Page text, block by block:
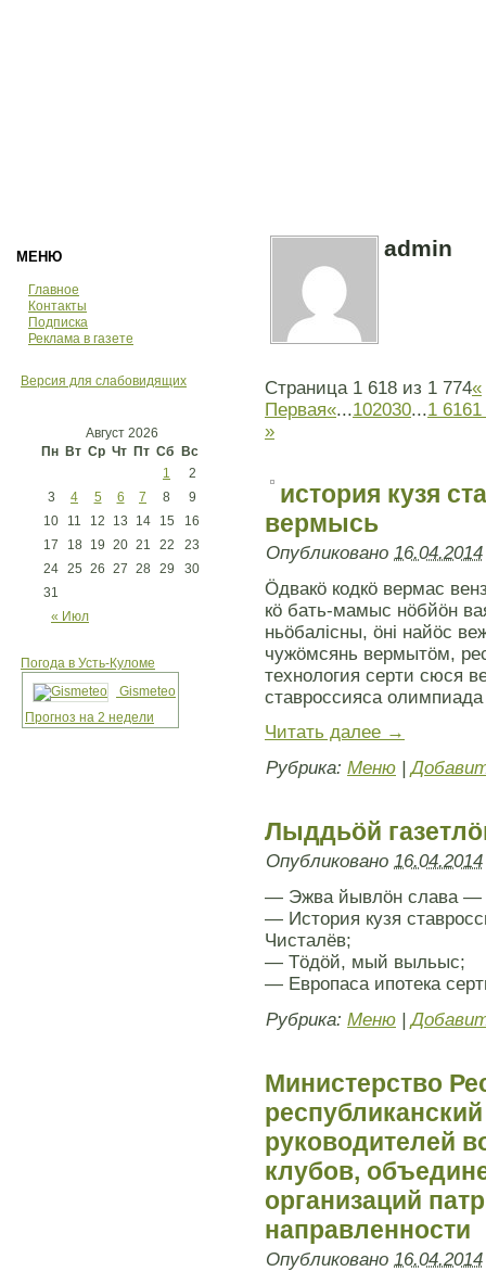
МЕНЮ
Главное
Контакты
Подписка
Реклама в газете
Версия для слабовидящих
Август 2026
Пн Вт Ср Чт Пт Сб Вс
« Июл
1
2
3
4 5 6 7 8
9
10
11 12 13 14 15
16
17
18 19 20 21 22
23
24 25 26 27 28 29
30
31
Погода в Усть-Куломе
Gismeteo
Прогноз на 2 недели
admin
Страница 1 618 из 1 774«
Первая«...102030...1 6161
»
история кузя
вермысь
Опубликовано 16.04.2014
Öдвакö кодкö вермас
кö бать-мамыс нöбйöн
ньöбалiсны, öнi найöс
чужöмсянь вермытöм,
технология серти сюся
ставроссияса
Читать далее →
Рубрика: Меню |
Лыддьöй
Опубликовано 16.04.2014
— Эжва йывлöн слава —
— История кузя
Чисталёв;
— Тöдöй, мый выльыс;
— Европаса ипотека
Рубрика: Меню |
Министерство
руководителей
клубов,
организаций
направленности
Опубликовано 16.04.2014